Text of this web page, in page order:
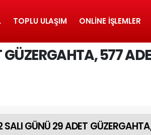
TOPLU ULAŞIM ONLINE İŞLEMLER
577
SALI GÜNÜ 29 ADET